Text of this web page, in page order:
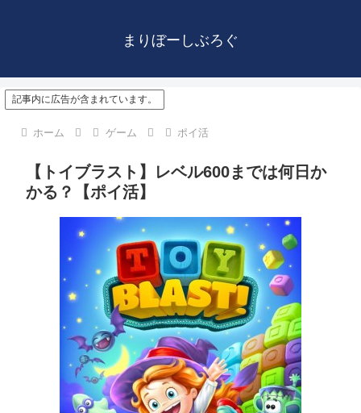
まりぼーしぶろぐ
記事内に広告が含まれています。
ホーム ゲーム ポイ活
【トイブラスト】レベル600までは何日か
かる？【ポイ活】